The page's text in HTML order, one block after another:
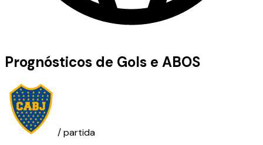
Prognósticos de Gols e ABOS
/ partida